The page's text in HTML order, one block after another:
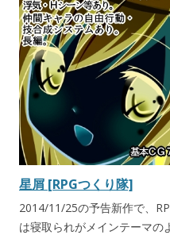
星屑 [RPGつくり隊]
2014/11/25の予告新作で、
は寝取られがメインテーマ